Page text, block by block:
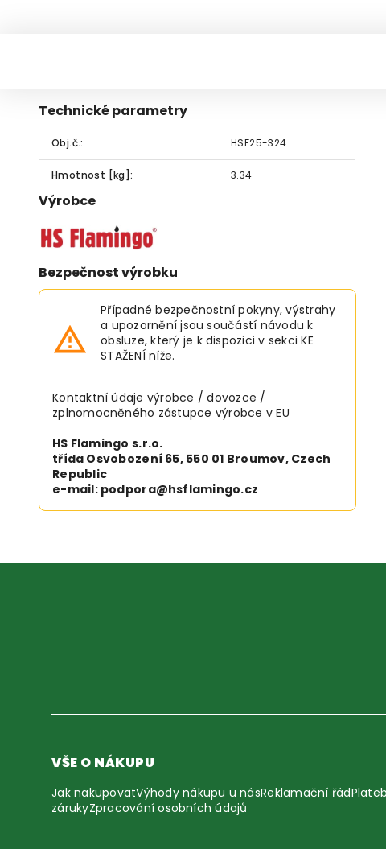
Technické parametry
Obj.č.: HSF25-324
Hmotnost [kg]: 3.34
Výrobce
Bezpečnost výrobku
Případné bezpečnostní pokyny, výstrahy
a upozornění jsou součástí návodu k
obsluze, který je k dispozici v sekci KE
STAŽENÍ níže.
Kontaktní údaje výrobce / dovozce /
zplnomocněného zástupce výrobce v EU
HS Flamingo s.r.o.
třída Osvobození 65, 550 01 Broumov, Czech
Republic
e-mail: podpora@hsflamingo.cz
VŠE O NÁKUPU
Jak nakupovatVýhody nákupu u násReklamační řád
zárukyZpracování osobních údajů